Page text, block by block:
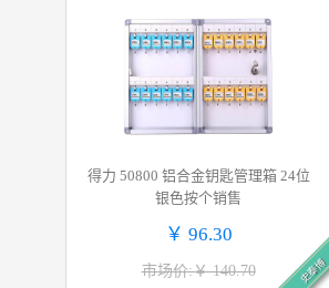
得力 50800 铝合金钥匙管理箱 24位
银色按个销售
￥ 96.30
市场价:￥ 140.70 史泰博